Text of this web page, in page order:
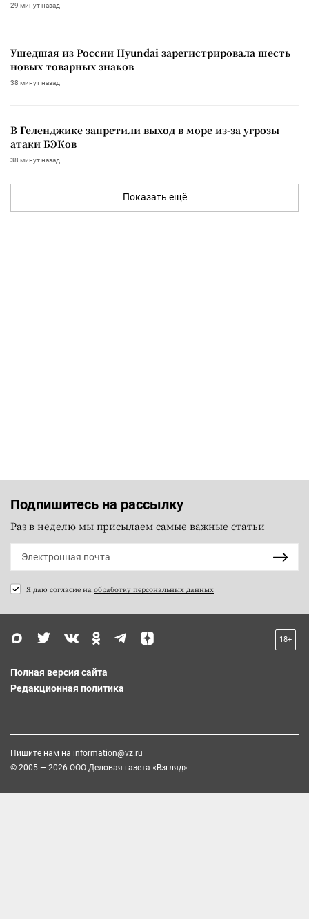
29 минут назад
Ушедшая из России Hyundai зарегистрировала шесть
новых товарных знаков
38 минут назад
В Геленджике запретили выход в море из-за угрозы
атаки БЭКов
38 минут назад
Показать ещё
Подпишитесь на рассылку
Раз в неделю мы присылаем самые важные статьи
Я даю согласие на обработку персональных данных
18+
Полная версия сайта
Редакционная политика
Пишите нам на information@vz.ru
© 2005 — 2026 ООО Деловая газета «Взгляд»